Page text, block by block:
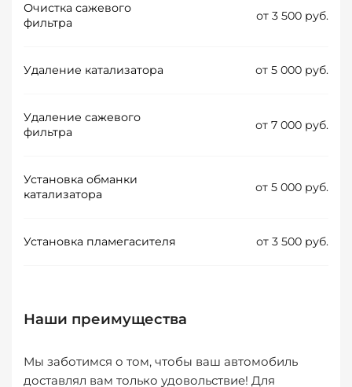
Очистка сажевого
фильтра
от 3 500 руб.
Удаление катализатора от 5 000 руб.
Удаление сажевого
фильтра
от 7 000 руб.
Установка обманки
катализатора
от 5 000 руб.
Установка пламегасителя от 3 500 руб.
Наши преимущества
Мы заботимся о том, чтобы ваш автомобиль
доставлял вам только удовольствие! Для